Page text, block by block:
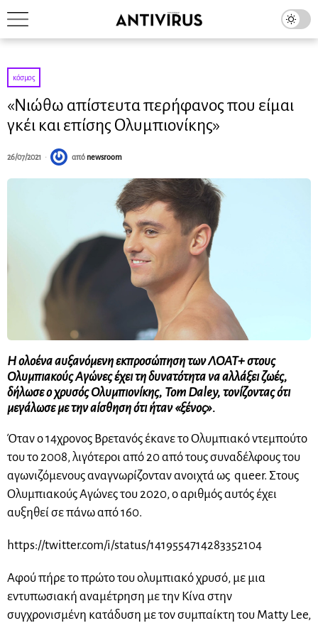
κόσμος
«Νιώθω απίστευτα περήφανος που είμαι
γκέι και επίσης Ολυμπιονίκης»
26/07/2021 από newsroom
Η ολοένα αυξανόμενη εκπροσώπηση των ΛΟΑΤ+ στους
Ολυμπιακούς Αγώνες έχει τη δυνατότητα να αλλάξει ζωές,
δήλωσε ο χρυσός Ολυμπιονίκης, Tom Daley, τονίζοντας ότι
μεγάλωσε με την αίσθηση ότι ήταν «ξένος».
Όταν ο 14χρονος Βρετανός έκανε το Ολυμπιακό ντεμπούτο
του το 2008, λιγότεροι από 20 από τους συναδέλφους του
αγωνιζόμενους αναγνωρίζονταν ανοιχτά ως queer. Στους
Ολυμπιακούς Αγώνες του 2020, ο αριθμός αυτός έχει
αυξηθεί σε πάνω από 160.
https://twitter.com/i/status/1419554714283352104
Αφού πήρε το πρώτο του ολυμπιακό χρυσό, με μια
εντυπωσιακή αναμέτρηση με την Κίνα στην
συγχρονισμένη κατάδυση με τον συμπαίκτη του Matty Lee,